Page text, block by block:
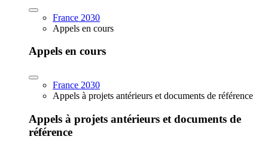
France 2030
Appels en cours
Appels en cours
France 2030
Appels à projets antérieurs et documents de référence
Appels à projets antérieurs et documents de
référence